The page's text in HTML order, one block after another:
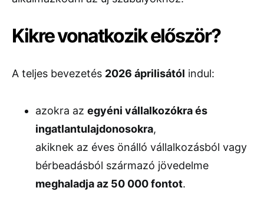
Kikre vonatkozik először?
A teljes bevezetés 2026 áprilisától indul:
azokra az egyéni vállalkozókra és
ingatlantulajdonosokra,
akiknek az éves önálló vállalkozásból vagy
bérbeadásból származó jövedelme
meghaladja az 50 000 fontot.